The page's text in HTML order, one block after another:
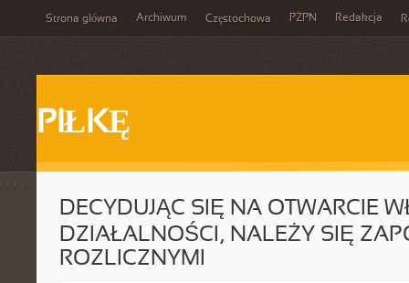
Strona główna Archiwum Częstochowa PZPN Redakcja
PIŁKĘ
DECYDUJĄC SIĘ NA OTWARCIE
DZIAŁALNOŚCI, NALEŻY SIĘ
ROZLICZNYMI